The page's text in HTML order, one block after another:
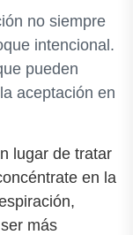
no siempre
intencional.
pueden
aceptación en
lugar de tratar
en la
más